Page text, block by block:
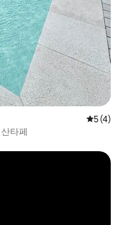
평점 5점
5 (4)
타페